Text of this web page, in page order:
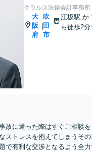
クラルス法律会計事務所
大
阪
府
|
吹
田
市
江坂駅か
ら徒歩2分
故に遭った際はすぐご相談
ストレスを抱えてしまうそ
で有利な交渉となるよう全